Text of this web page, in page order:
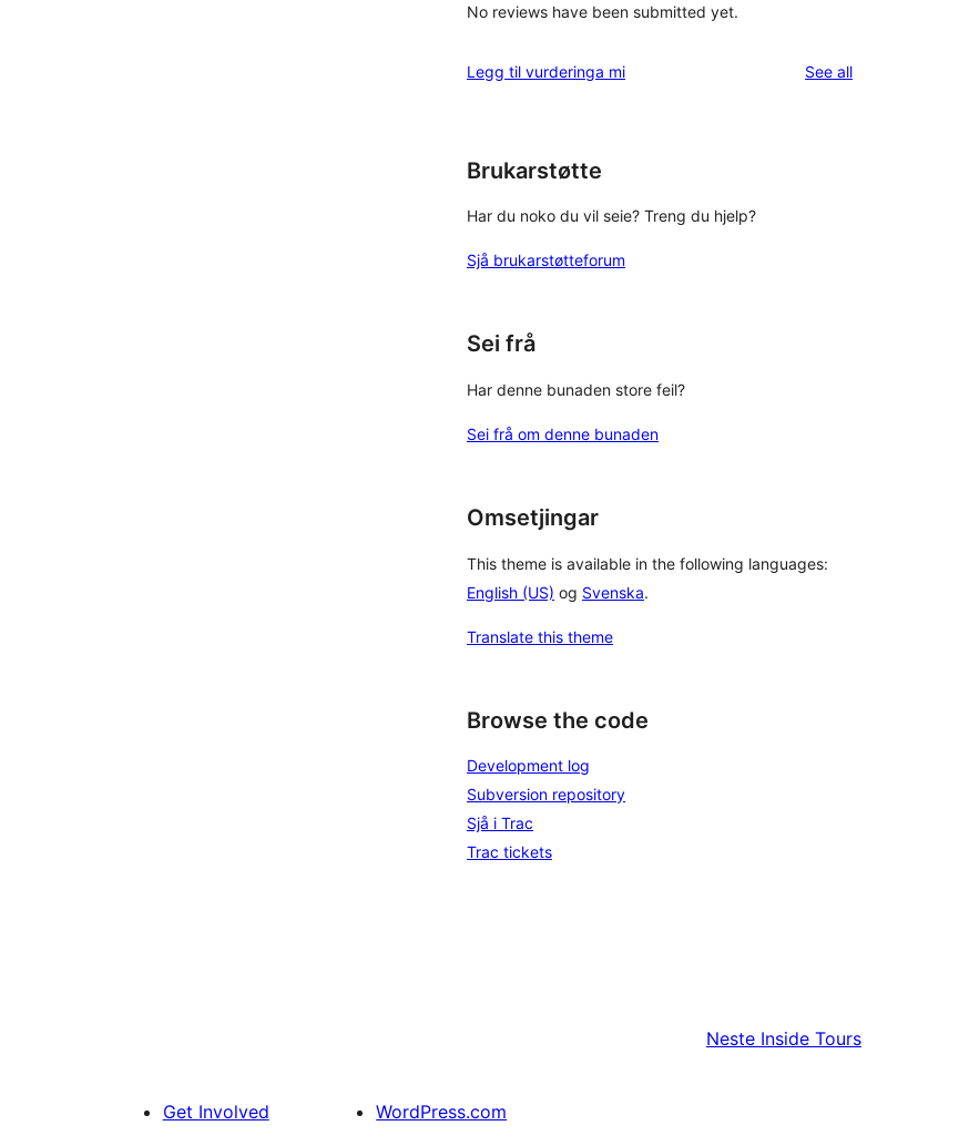
No reviews have been submitted yet.
Legg til vurderinga mi See allreviews
Brukarstøtte
Har du noko du vil seie? Treng du hjelp?
Sjå brukarstøtteforum
Sei frå
Har denne bunaden store feil?
Sei frå om denne bunaden
Omsetjingar
This theme is available in the following languages:
English (US) og Svenska.
Translate this theme
Browse the code
Development log
Subversion repository
Sjå i Trac
Trac tickets
Neste Inside Tours
Get Involved
WordPress.com